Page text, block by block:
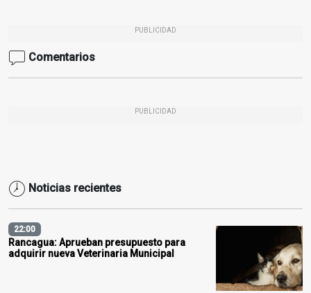
PUBLICIDAD
Comentarios
PUBLICIDAD
Noticias recientes
22:00
Rancagua: Aprueban presupuesto para
adquirir nueva Veterinaria Municipal